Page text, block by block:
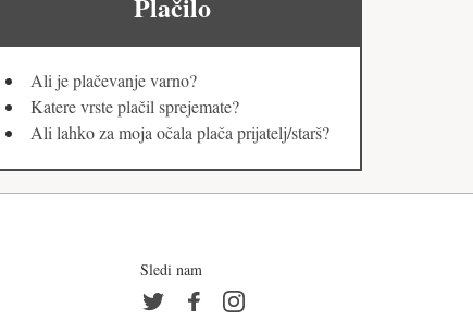
Ali je plačevanje varno?
Katere vrste plačil sprejemate?
Ali lahko za moja očala plača prijatelj/starš?
Sledi nam